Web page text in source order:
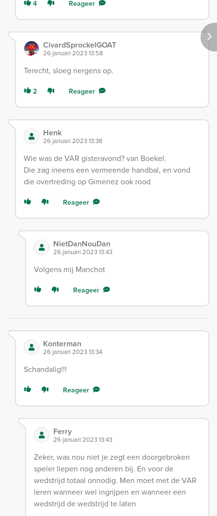
4 Reageer
CivardSprockelGOAT
26 januari 2023 13:58
Terecht, sloeg nergens op.
2 Reageer
Henk
26 januari 2023 13:38
Wie was de VAR gisteravond? van Boekel.
Die zag ineens een vermeende handbal, en vond
die overtreding op Gimenez ook rood
Reageer
NietDanNouDan
26 januari 2023 13:43
Volgens mij Manchot
Reageer
Konterman
26 januari 2023 13:34
Schandalig!!!
Reageer
Ferry
26 januari 2023 13:43
Zeker, was nou niet je zegt een doorgebroken
speler liepen nog anderen bij. En voor de
wedstrijd totaal onnodig. Men moet met de VAR
leren wanneer wel ingrijpen en wanneer een
wedstrijd de wedstrijd te laten